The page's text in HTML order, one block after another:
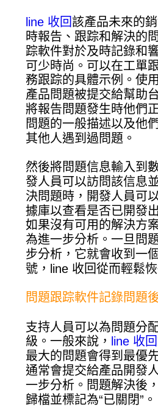
line 收回該產品未來的
時報告、跟踪和解決的
踪軟件對於及時記錄和
可少時尚。可以在工單
務跟踪的具體示例。使
產品問題被提交給幫助
將報告問題發生時他們
問題的一般描述以及他
其他人遇到過問題。
然後將問題信息輸入到
發人員可以訪問該信息
決問題時，開發人員可
據庫以查看是否已開發
如果沒有可用的解決方
為進一步分析。一旦問
步分析，它就會收到一
號，line 收回從而輕鬆
問題跟踪軟件記錄問題
支持人員可以為問題分
級。一般來說， line 收回
最大的問題會得到最優
通常會提交給產品開發
一步分析。問題解決後
歸檔並標記為“已關閉”。